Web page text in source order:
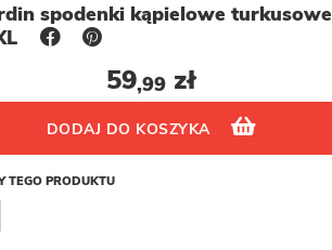
spodenki kąpielowe turkusowe
59,99 zł
DODAJ DO KOSZYKA
TEGO PRODUKTU